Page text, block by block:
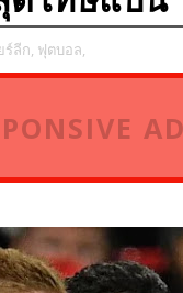
ร์ลีก, ฟุตบอล,